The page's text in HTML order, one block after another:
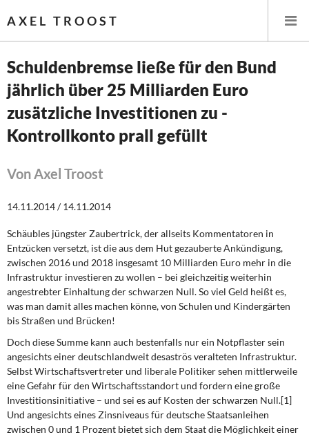
AXEL TROOST
Startseite
Themen
Öffentliche Infrastruktur und Daseinsvorsorge
Eurokrise und Griechenland
DIE LINKE
Weitere Themen
Memo-Gruppe
Institut Solidarische Moderne
Schuldenbremse ließe für den Bund
jährlich über 25 Milliarden Euro
zusätzliche Investitionen zu -
Kontrollkonto prall gefüllt
Von Axel Troost
14.11.2014 / 14.11.2014
Schäubles jüngster Zaubertrick, der allseits Kommentatoren in
Entzücken versetzt, ist die aus dem Hut gezauberte Ankündigung,
zwischen 2016 und 2018 insgesamt 10 Milliarden Euro mehr in die
Infrastruktur investieren zu wollen – bei gleichzeitig weiterhin
angestrebter Einhaltung der schwarzen Null. So viel Geld heißt es,
was man damit alles machen könne, von Schulen und Kindergärten
bis Straßen und Brücken!
Doch diese Summe kann auch bestenfalls nur ein Notpflaster sein
angesichts einer deutschlandweit desaströs veralteten Infrastruktur.
Selbst Wirtschaftsvertreter und libe­rale Politiker sehen mittlerweile
eine Gefahr für den Wirtschaftsstandort und fordern ei­ne große
Investitionsinitiative – und sei es auf Kosten der schwarzen Null.[1]
Und ange­sichts eines Zinsniveaus für deutsche Staatsanleihen
zwischen 0 und 1 Prozent bietet sich dem Staat die Möglichkeit einer